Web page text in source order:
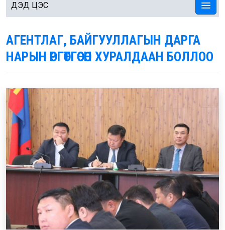
ДЭД ЦЭС
АГЕНТЛАГ, БАЙГУУЛЛАГЫН ДАРГА
НАРЫН ӨРГӨТГӨСӨН ХУРАЛДААН БОЛЛОО